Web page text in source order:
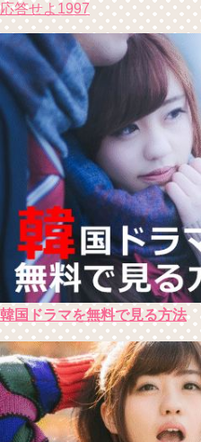
応答せよ1997
韓国ドラマを無料で見る方法